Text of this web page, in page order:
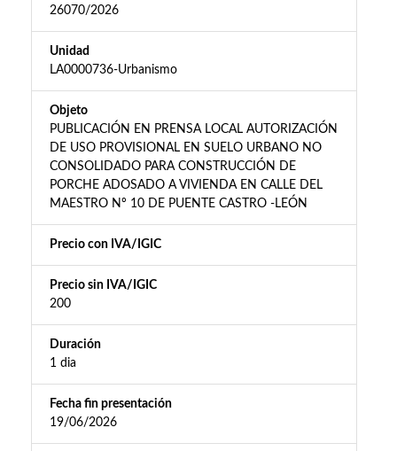
26070/2026
Unidad
LA0000736-Urbanismo
Objeto
PUBLICACIÓN EN PRENSA LOCAL AUTORIZACIÓN
DE USO PROVISIONAL EN SUELO URBANO NO
CONSOLIDADO PARA CONSTRUCCIÓN DE
PORCHE ADOSADO A VIVIENDA EN CALLE DEL
MAESTRO Nº 10 DE PUENTE CASTRO -LEÓN
Precio con IVA/IGIC
Precio sin IVA/IGIC
200
Duración
1 dia
Fecha fin presentación
19/06/2026